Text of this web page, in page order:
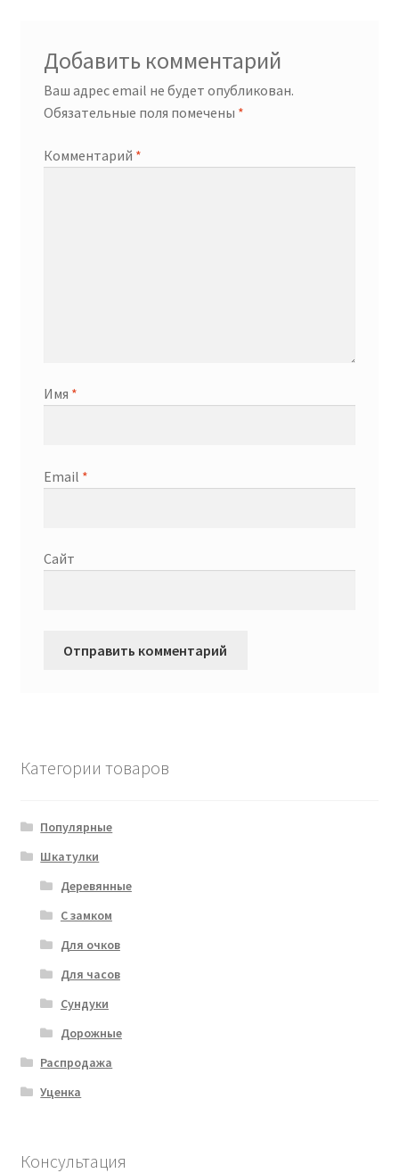
Добавить комментарий
Ваш адрес email не будет опубликован.
Обязательные поля помечены *
Комментарий *
Имя *
Email *
Сайт
Категории товаров
Популярные
Шкатулки
Деревянные
С замком
Для очков
Для часов
Сундуки
Дорожные
Распродажа
Уценка
Консультация